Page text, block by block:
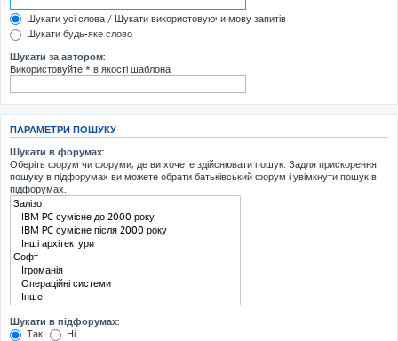
Шукати усі слова / Шукати використовуючи мову запитів
Шукати будь-яке слово
Шукати за автором:
Використовуйте * в якості шаблона
ПАРАМЕТРИ ПОШУКУ
Шукати в форумах:
Оберіть форум чи форуми, де ви хочете здійснювати пошук. Задля прискорення
пошуку в підфорумах ви можете обрати батьківський форум і увімкнути пошук в
підфорумах.
Шукати в підфорумах:
Так
Ні